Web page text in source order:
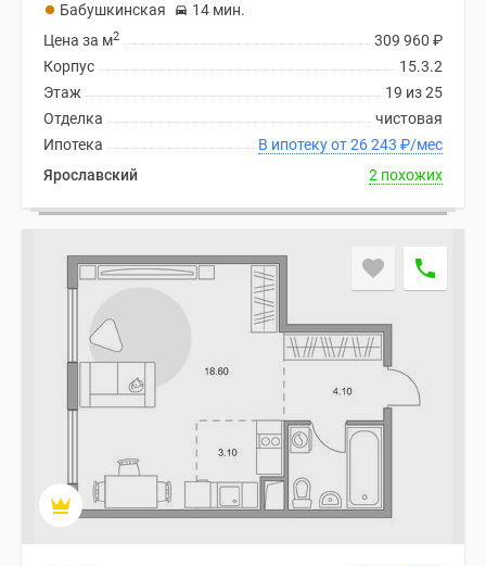
Бабушкинская
14 мин.
309 960 ₽
Цена за м2
15.3.2
Корпус
19 из 25
Этаж
чистовая
Отделка
В ипотеку от 26 243 ₽/мес
Ипотека
Ярославский
2 похожих